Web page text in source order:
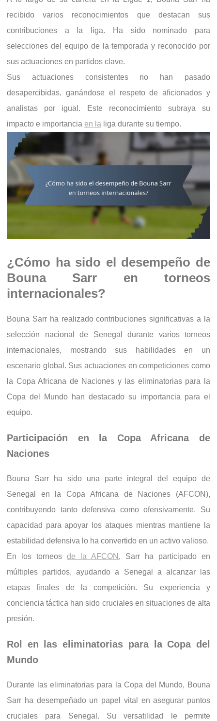
recibido varios reconocimientos que destacan sus
contribuciones a la liga. Ha sido nominado para
selecciones del equipo de la temporada y reconocido por
sus actuaciones en partidos clave.
Sus actuaciones consistentes no han pasado
desapercibidas, ganándose el respeto de aficionados y
analistas por igual. Este reconocimiento subraya su
impacto e importancia en la liga durante su tiempo.
¿Cómo ha sido el desempeño de
Bouna Sarr en torneos
internacionales?
Bouna Sarr ha realizado contribuciones significativas a la
selección nacional de Senegal durante varios torneos
internacionales, mostrando sus habilidades en un
escenario global. Sus actuaciones en competiciones como
la Copa Africana de Naciones y las eliminatorias para la
Copa del Mundo han destacado su importancia para el
equipo.
Participación en la Copa Africana de
Naciones
Bouna Sarr ha sido una parte integral del equipo de
Senegal en la Copa Africana de Naciones (AFCON),
contribuyendo tanto defensiva como ofensivamente. Su
capacidad para apoyar los ataques mientras mantiene la
estabilidad defensiva lo ha convertido en un activo valioso.
En los torneos de la AFCON , Sarr ha participado en
múltiples partidos, ayudando a Senegal a alcanzar las
etapas finales de la competición. Su experiencia y
conciencia táctica han sido cruciales en situaciones de alta
presión.
Rol en las eliminatorias para la Copa del
Mundo
Durante las eliminatorias para la Copa del Mundo, Bouna
Sarr ha desempeñado un papel vital en asegurar puntos
cruciales para Senegal. Su versatilidad le permite